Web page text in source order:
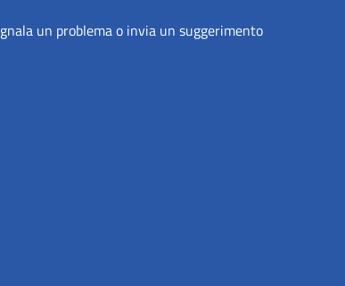
un problema o invia un suggerimento